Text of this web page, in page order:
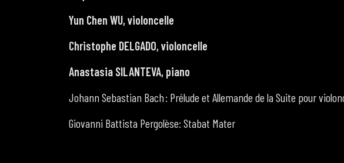
Yun Chen WU, violoncelle
Christophe DELGADO, violoncelle
Anastasia SILANTEVA, piano
Johann Sebastian Bach : Prélude et Allemande de la Suite pour
Giovanni Battista Pergolèse: Stabat Mater